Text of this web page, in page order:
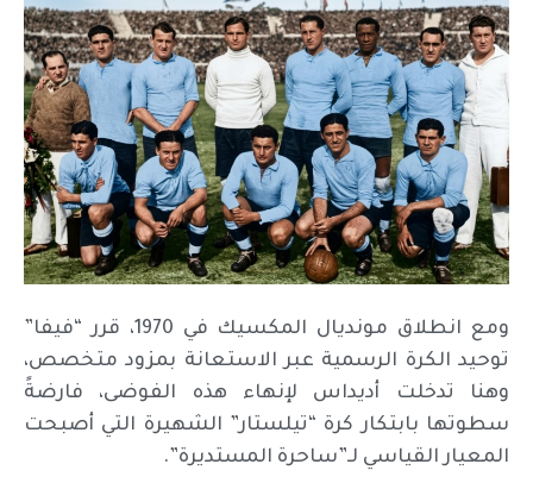
ومع انطلاق مونديال المكسيك في 1970، قرر “فيفا”
توحيد الكرة الرسمية عبر الاستعانة بمزود متخصص،
وهنا تدخلت أديداس لإنهاء هذه الفوضى، فارضةً
سطوتها بابتكار كرة “تيلستار” الشهيرة التي أصبحت
المعيار القياسي لـ”ساحرة المستديرة”.